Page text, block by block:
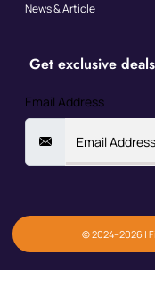
News & Article
Get exclusive
Email Address
© 2024–2026 |